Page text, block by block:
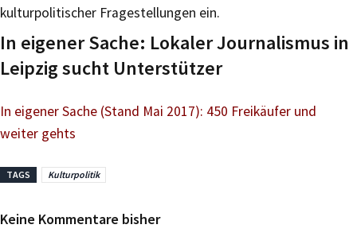
kulturpolitischer Fragestellungen ein.
In eigener Sache: Lokaler Journalismus in
Leipzig sucht Unterstützer
In eigener Sache (Stand Mai 2017): 450 Freikäufer und
weiter gehts
TAGS Kulturpolitik
Keine Kommentare bisher